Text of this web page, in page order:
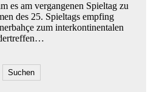
es am vergangenen Spieltag zu
des 25. Spieltags empfing
zum interkontinentalen
Suchen